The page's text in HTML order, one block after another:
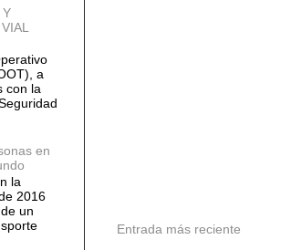
Entrada más reciente
Y
a
con la
en
la
2016
un